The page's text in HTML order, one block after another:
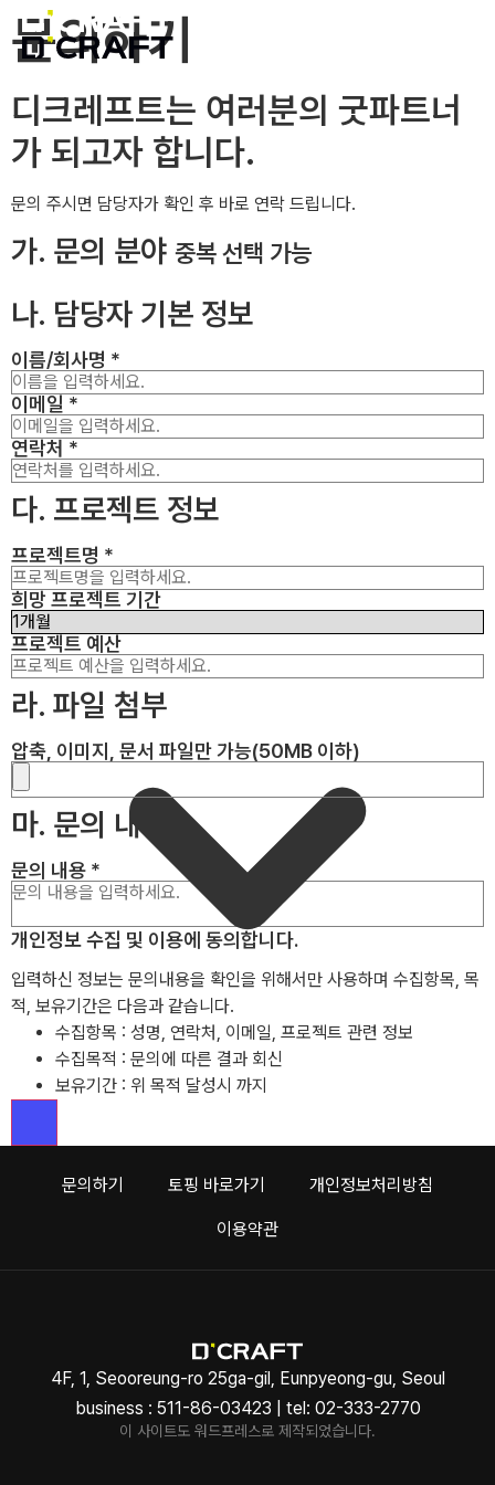
문의하기
디크레프트는 여러분의 굿파트너
가 되고자 합니다.
문의 주시면 담당자가 확인 후 바로 연락 드립니다.
가. 문의 분야 중복 선택 가능
나. 담당자 기본 정보
이름/회사명 *
이메일 *
연락처 *
다. 프로젝트 정보
프로젝트명 *
희망 프로젝트 기간
프로젝트 예산
라. 파일 첨부
압축, 이미지, 문서 파일만 가능(50MB 이하)
마. 문의 내용
문의 내용 *
개인정보 수집 및 이용에 동의합니다.
입력하신 정보는 문의내용을 확인을 위해서만 사용하며 수집항목, 목
적, 보유기간은 다음과 같습니다.
수집항목 : 성명, 연락처, 이메일, 프로젝트 관련 정보
수집목적 : 문의에 따른 결과 회신
보유기간 : 위 목적 달성시 까지
문의하기 토핑 바로가기 개인정보처리방침
이용약관
4F, 1, Seooreung-ro 25ga-gil, Eunpyeong-gu, Seoul
business : 511-86-03423 | tel: 02-333-2770
이 사이트도 워드프레스로 제작되었습니다.